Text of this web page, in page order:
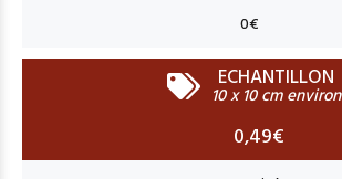
ECHANTILLON
10 x 10 cm environ
0,49€